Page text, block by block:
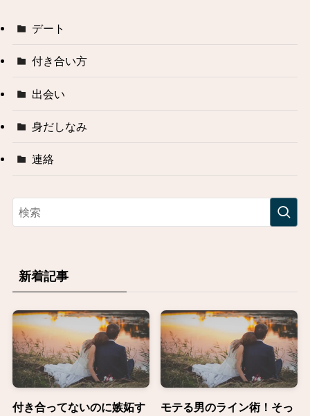
デート
付き合い方
出会い
身だしなみ
連絡
新着記事
付き合ってないのに嫉妬す
モテる男のライン術！そっ